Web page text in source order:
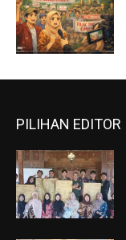
PILIHAN EDITOR